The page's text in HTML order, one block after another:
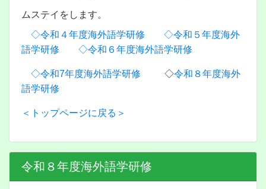
ムステイをします。
◇令和４年度海外語学研修
◇令和５年度海外
語学研修
◇令和６年度海外語学研修
◇令和7年度海外語学研修 ◇令和８年度海外
語学研修
＜トップページに戻る＞
令和８年度海外語学研修